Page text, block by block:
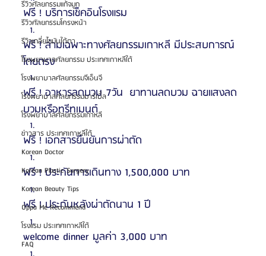
รีวิวศัลยกรรมแก้จมูก
รีวิวศัลยกรรมโครงหน้า
รีวิวเกลี่ยไขมันใต้ตา
โรงพยาบาลศัลยกรรม ประเทศเกาหลีใต้
โรงพยาบาลศัลยกรรมจีเอ็นจี
โรงพยาบาลศัลยกรรมมาร์เบิ้ล
โรงพยาบาลศัลยกรรมเกาหลี
ข่าวสาร ประเทศเกาหลีใต้
Korean Doctor
Korean Plastic Surgery
Korean Beauty Tips
Oppa Me Recommend
โรงแรม ประเทศเกาหลีใต้
FAQ
ฟรี ! บริการเช็คอินโรงแรม
ฟรี ! ล่ามเฉพาะทางศัลยกรรมเกาหลี มีประสบการณ์
โดยตรง
ฟรี ! อาหารลดบวม 7วัน  ยาทานลดบวม ฉายแสงลด
บวมหรือทรีทเมนต์
ฟรี ! เอกสารยืนยันการผ่าตัด
ฟรี ! ประกันการเดินทาง 1,500,000 บาท
ฟรี ! ประกันหลังผ่าตัดนาน 1 ปี
welcome dinner มูลค่า 3,000 บาท